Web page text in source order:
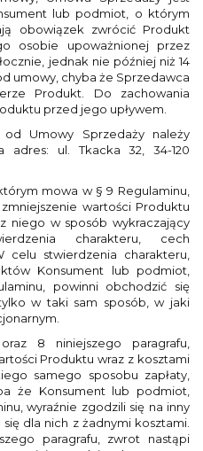
lub podmiot, o którym
obowiązek zwrócić Produkt
osobie upoważnionej przez
jednak nie później niż 14
umowy, chyba że Sprzedawca
Produkt. Do zachowania
przed jego upływem.
Umowy Sprzedaży należy
ul. Tkacka 32, 34-120
mowa w § 9 Regulaminu,
wartości Produktu
niego w sposób wykraczający
charakteru, cech
celu stwierdzenia charakteru,
Konsument lub podmiot,
powinni obchodzić się
w taki sam sposób, w jaki
8 niniejszego paragrafu,
Produktu wraz z kosztami
samego sposobu zapłaty,
że Konsument lub podmiot,
wyraźnie zgodzili się na inny
dla nich z żadnymi kosztami.
paragrafu, zwrot nastąpi